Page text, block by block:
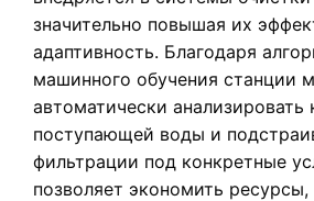
значительно повышая их
адаптивность. Благодаря
машинного обучения станции
автоматически анализировать
поступающей воды и
фильтрации под конкретные
позволяет экономить ресурсы,